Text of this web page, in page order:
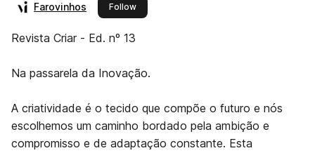
Farovinhos Followthis publisher
Revista Criar - Ed. nº 13
Na passarela da Inovação.
A criatividade é o tecido que compõe o futuro e nós
escolhemos um caminho bordado pela ambição e
compromisso e de adaptação constante. Esta